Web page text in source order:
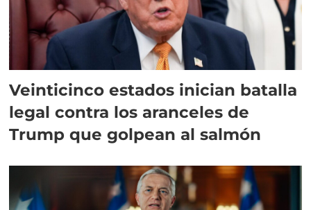
Veinticinco estados inician batalla
legal contra los aranceles de
Trump que golpean al salmón